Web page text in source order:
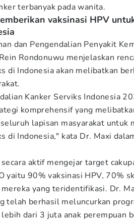
terbanyak pada wanita.
vaksinasi HPV
dan Pengendalian Penyakit
Rondonuwu menjelaskan
di Indonesia akan melibatkan
Kanker Serviks Indonesia
komprehensif yang
lapisan masyarakat untuk
di Indonesia," kata Dr. Maxi
aktif mengejar target
yaitu 90% vaksinasi HPV, 70%
yang teridentifikasi. Dr.
telah berhasil meluncurkan
dari 3 juta anak perempuan